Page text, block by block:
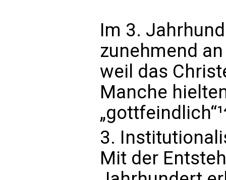
Im 3.
zunehmend
weil das
Manche
3.
Mit der